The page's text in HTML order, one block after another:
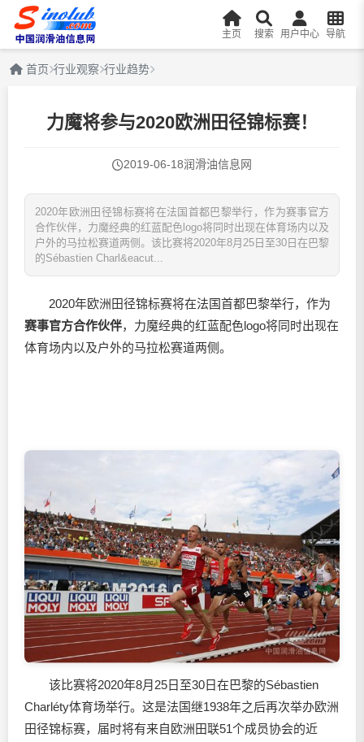
主页 搜索 用户中心 导航
首页 行业观察 行业趋势
力魔将参与2020欧洲田径锦标赛！
2019-06-18润滑油信息网
2020年欧洲田径锦标赛将在法国首都巴黎举行，作为赛事官方
合作伙伴，力魔经典的红蓝配色logo将同时出现在体育场内以及
户外的马拉松赛道两侧。该比赛将2020年8月25日至30日在巴黎
的Sébastien Charl&eacut...
2020年欧洲田径锦标赛将在法国首都巴黎举行，作为
赛事官方合作伙伴，力魔经典的红蓝配色logo将同时出现在
体育场内以及户外的马拉松赛道两侧。
该比赛将2020年8月25日至30日在巴黎的Sébastien
Charléty体育场举行。这是法国继1938年之后再次举办欧洲
田径锦标赛，届时将有来自欧洲田联51个成员协会的近